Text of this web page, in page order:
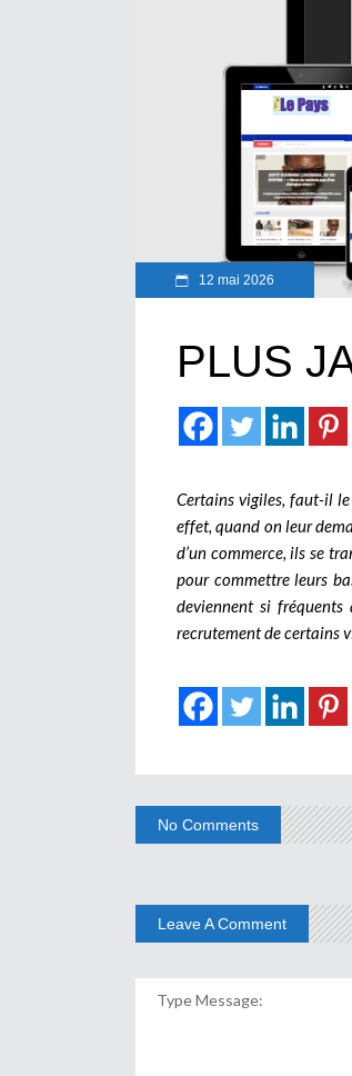
12 mai 2026
PLUS
Certains vigiles, faut-il le
effet, quand on leur
d’un commerce, ils se
pour commettre leurs
deviennent si fréquents
recrutement de certains
No Comments
Leave A Comment